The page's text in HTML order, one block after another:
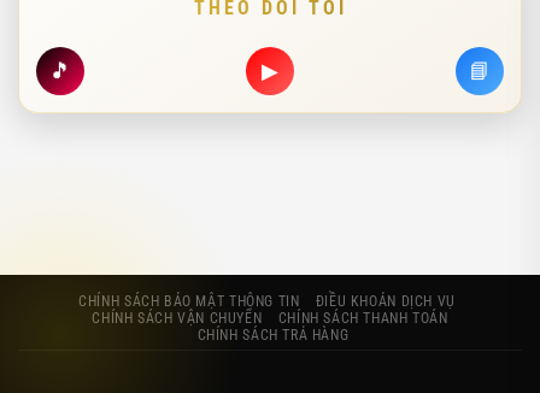
THEO DÕI TÔI
🎵 ▶ 📘
CHÍNH SÁCH BẢO MẬT THÔNG TIN
ĐIỀU KHOẢN DỊCH VỤ
CHÍNH SÁCH VẬN CHUYỂN
CHÍNH SÁCH THANH TOÁN
CHÍNH SÁCH TRẢ HÀNG